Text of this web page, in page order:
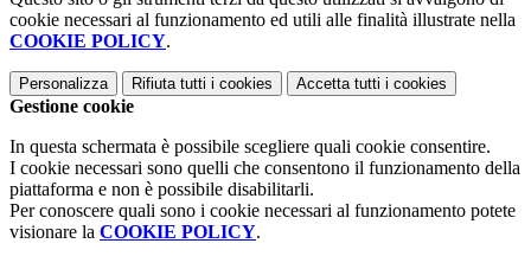
cookie necessari al funzionamento ed utili alle finalità illustrate nella
COOKIE POLICY.
Personalizza Rifiuta tutti i cookies Accetta tutti i cookies
Gestione cookie
In questa schermata è possibile scegliere quali cookie consentire.
I cookie necessari sono quelli che consentono il funzionamento della
piattaforma e non è possibile disabilitarli.
Per conoscere quali sono i cookie necessari al funzionamento potete
visionare la COOKIE POLICY.